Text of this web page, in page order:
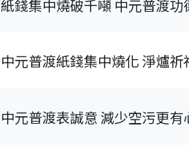
紙錢集中燒破千噸 中元普渡功
中元普渡紙錢集中燒化 淨爐
中元普渡表誠意 減少空污更有